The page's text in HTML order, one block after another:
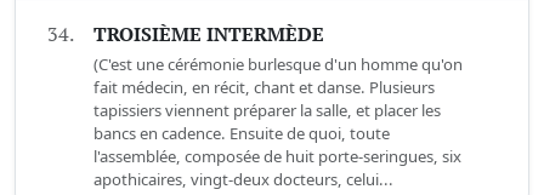
34. TROISIÈME INTERMÈDE
(C'est une cérémonie burlesque d'un homme qu'on
fait médecin, en récit, chant et danse. Plusieurs
tapissiers viennent préparer la salle, et placer les
bancs en cadence. Ensuite de quoi, toute
l'assemblée, composée de huit porte-seringues, six
apothicaires, vingt-deux docteurs, celui...